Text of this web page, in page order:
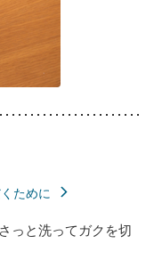
ために
っと洗ってガクを切